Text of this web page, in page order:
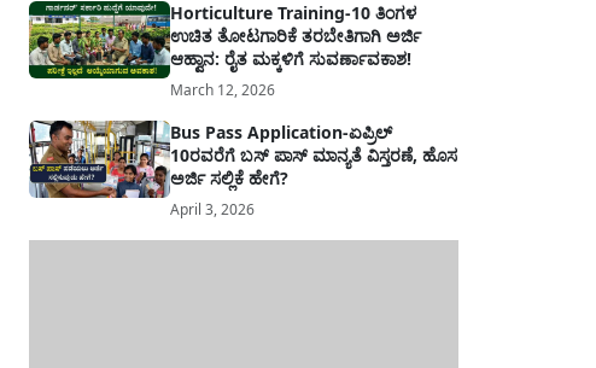
Horticulture Training-10 ತಿಂಗಳ
ಉಚಿತ ತೋಟಗಾರಿಕೆ ತರಬೇತಿಗಾಗಿ ಅರ್ಜಿ
ಆಹ್ವಾನ: ರೈತ ಮಕ್ಕಳಿಗೆ ಸುವರ್ಣಾವಕಾಶ!
March 12, 2026
Bus Pass Application-ಏಪ್ರಿಲ್
10ರವರೆಗೆ ಬಸ್ ಪಾಸ್ ಮಾನ್ಯತೆ ವಿಸ್ತರಣೆ, ಹೊಸ
ಅರ್ಜಿ ಸಲ್ಲಿಕೆ ಹೇಗೆ?
April 3, 2026